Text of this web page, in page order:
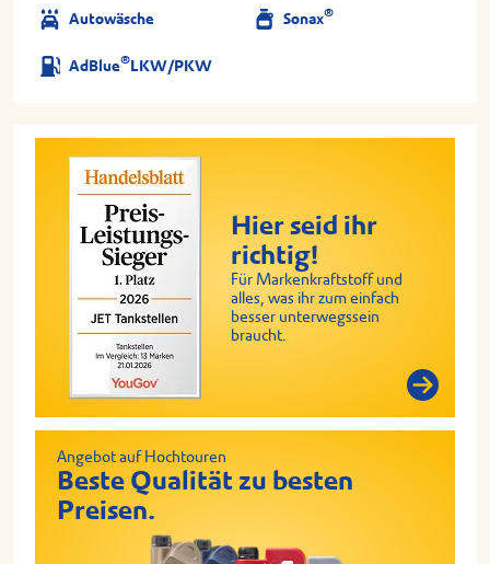
Autowäsche Sonax®
AdBlue® LKW/PKW
Hier seid ihr
richtig!
Für Markenkraftstoff und
alles, was ihr zum einfach
besser unterwegssein
braucht.
Angebot auf Hochtouren
Beste Qualität zu besten
Preisen.